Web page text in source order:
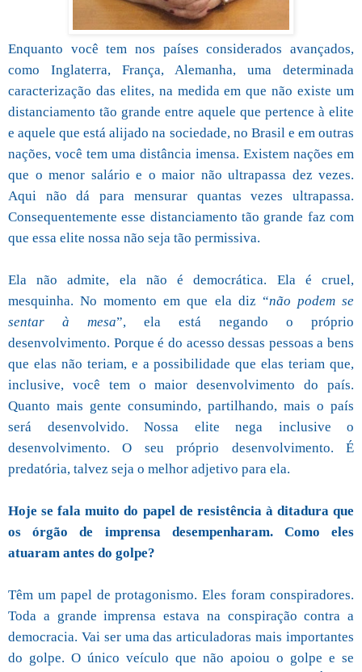
Enquanto você tem nos países considerados avançados,
como Inglaterra, França, Alemanha, uma determinada
caracterização das elites, na medida em que não existe um
distanciamento tão grande entre aquele que pertence à elite
e aquele que está alijado na sociedade, no Brasil e em outras
nações, você tem uma distância imensa. Existem nações em
que o menor salário e o maior não ultrapassa dez vezes.
Aqui não dá para mensurar quantas vezes ultrapassa.
Consequentemente esse distanciamento tão grande faz com
que essa elite nossa não seja tão permissiva.
Ela não admite, ela não é democrática. Ela é cruel,
mesquinha. No momento em que ela diz “não podem se
sentar à mesa”, ela está negando o próprio
desenvolvimento. Porque é do acesso dessas pessoas a bens
que elas não teriam, e a possibilidade que elas teriam que,
inclusive, você tem o maior desenvolvimento do país.
Quanto mais gente consumindo, partilhando, mais o país
será desenvolvido. Nossa elite nega inclusive o
desenvolvimento. O seu próprio desenvolvimento. É
predatória, talvez seja o melhor adjetivo para ela.
Hoje se fala muito do papel de resistência à ditadura que
os órgão de imprensa desempenharam. Como eles
atuaram antes do golpe?
Têm um papel de protagonismo. Eles foram conspiradores.
Toda a grande imprensa estava na conspiração contra a
democracia. Vai ser uma das articuladoras mais importantes
do golpe. O único veículo que não apoiou o golpe e se